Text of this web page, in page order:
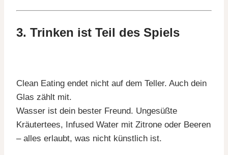
3. Trinken ist Teil des Spiels
Clean Eating endet nicht auf dem Teller. Auch dein
Glas zählt mit.
Wasser ist dein bester Freund. Ungesüßte
Kräutertees, Infused Water mit Zitrone oder Beeren
– alles erlaubt, was nicht künstlich ist.